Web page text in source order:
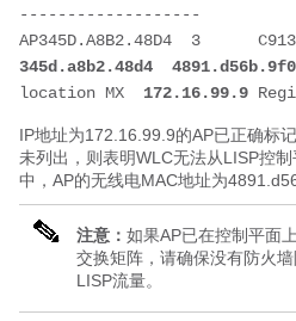
-------------------
345d.a8b2.48d4
location MX 172.16.99.9
IP地址为172.16.99.9的AP已正确标
未列出，则表明WLC无法从LISP控
中，AP的无线电MAC地址为
注意： 如果AP已在控制平面
交换矩阵，请确保没有防火
LISP流量。